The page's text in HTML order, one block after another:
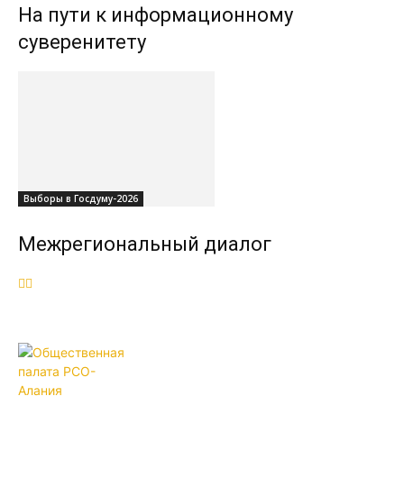
На пути к информационному
суверенитету
Выборы в Госдуму-2026
Межрегиональный диалог